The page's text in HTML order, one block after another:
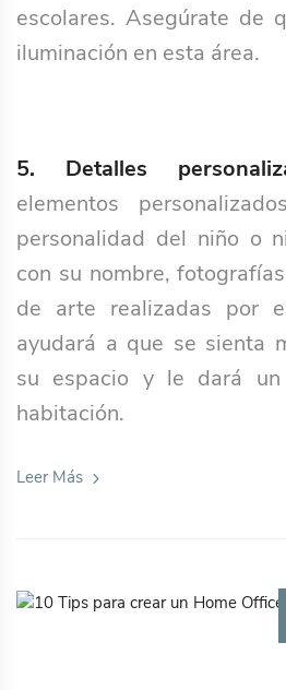
escolares. Asegúrate de
iluminación en esta área.
5. Detalles
elementos
personalidad del niño o
con su nombre,
de arte realizadas por
ayudará a que se sienta
su espacio y le dará
habitación.
Leer Más